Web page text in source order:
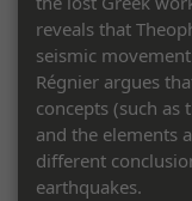
reveals that
seismic
Régnier argues
concepts (such as
and the elements
different
earthquakes.